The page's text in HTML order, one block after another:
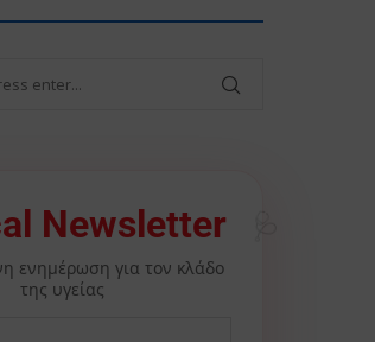
Newsletter
ενημέρωση για τον κλάδο
της υγείας